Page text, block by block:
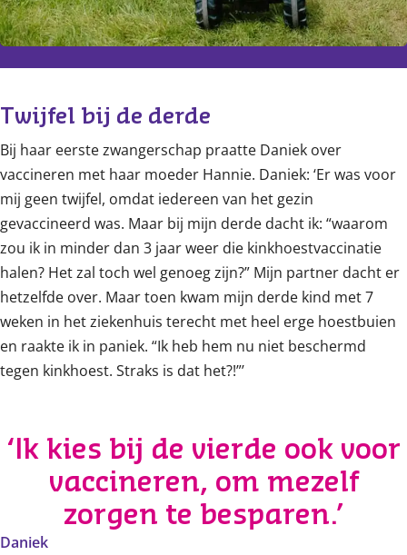
Twijfel bij de derde
Bij haar eerste zwangerschap praatte Daniek over
vaccineren met haar moeder Hannie. Daniek: ‘Er was voor
mij geen twijfel, omdat iedereen van het gezin
gevaccineerd was. Maar bij mijn derde dacht ik: “waarom
zou ik in minder dan 3 jaar weer die kinkhoestvaccinatie
halen? Het zal toch wel genoeg zijn?” Mijn partner dacht er
hetzelfde over. Maar toen kwam mijn derde kind met 7
weken in het ziekenhuis terecht met heel erge hoestbuien
en raakte ik in paniek. “Ik heb hem nu niet beschermd
tegen kinkhoest. Straks is dat het?!”’
‘Ik kies bij de vierde ook voor
vaccineren, om mezelf
zorgen te besparen.’
Daniek